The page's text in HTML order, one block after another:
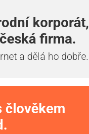
korporát,
firma.
a dělá ho dobře.
člověkem